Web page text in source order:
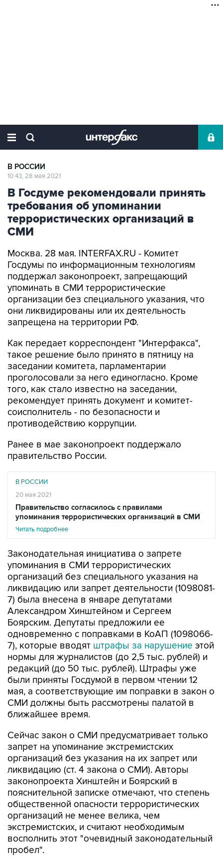
В РОССИИ
10:43, 28 мая 2021
В Госдуме рекомендовали принять
требования об упоминании
террористических организаций в
СМИ
Москва. 28 мая. INTERFAX.RU - Комитет
Госдумы по информационным технологиям
поддержал законопроект, запрещающий
упоминать в СМИ террористические
организации без специального указания, что
они ликвидированы или их деятельность
запрещена на территории РФ.
Как передает корреспондент "Интерфакса",
такое решение было принято в пятницу на
заседании комитета, парламентарии
проголосовали за него единогласно. Кроме
того, как стало известно на заседании,
рекомендует принять документ и комитет-
соисполнитель - по безопасности и
противодействию коррупции.
Ранее в мае законопроект поддержало
правительство России.
В РОССИИ
20 мая 2021
Правительство согласилось с правилами
упоминания террористических организаций в СМИ
Читать подробнее
Законодательная инициатива о запрете
упоминания в СМИ террористических
организаций без специального указания на
ликвидацию или запрет деятельности (1098081-
7) была внесена в январе депутатами
Александром Хинштейном и Сергеем
Боярским. Депутаты предложили ее
одновременно с поправками в КоАП (1098066-
7), которые вводят штрафы за нарушение этой
нормы для журналистов (до 2,5 тыс. рублей) и
редакций (до 50 тыс. рублей). Штрафы уже
были приняты Госдумой в первом чтении 12
мая, а соответствующие им поправки в закон о
СМИ должны быть рассмотрены палатой в
ближайшее время.
Сейчас закон о СМИ предусматривает только
запрет на упоминание экстремистских
организаций без указания на их запрет или
ликвидацию (ст. 4 закона о СМИ). Авторы
законопроекта Хинштейн и Боярский в
пояснительной записке отмечают, что степень
общественной опасности террористических
организаций не менее велика, чем
экстремистских, и считают необходимым
восполнить этот "очевидный законодательный
пробел".